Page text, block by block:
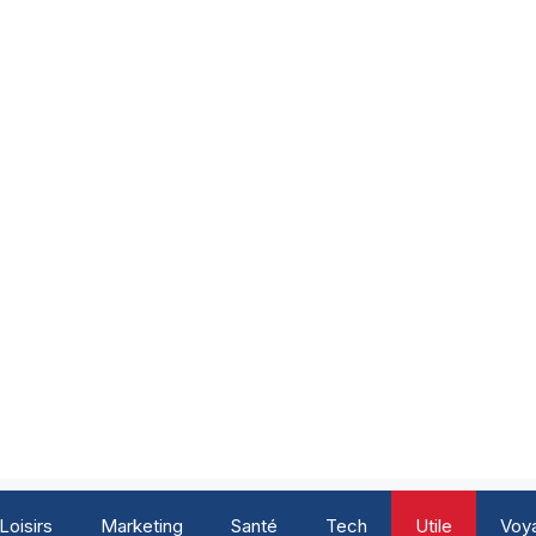
Loisirs Marketing Santé Tech Utile